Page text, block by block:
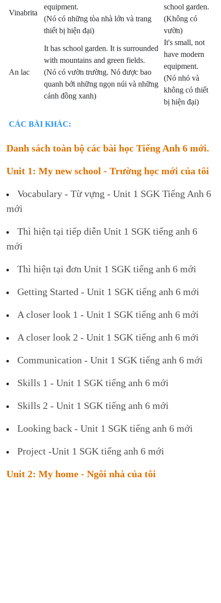
Vinabrita
equipment.
(Nó có những tòa nhà lớn và trang
thiết bị hiện đại)
school garden.
(Không có
vườn)
An lac
It has school garden. It is surrounded
with mountains and green fields.
(Nó có vườn trường. Nó được bao
quanh bởi những ngọn núi và những
cánh đồng xanh)
It's small, not
have modern
equipment.
(Nó nhỏ và
không có thiết
bị hiện đại)
CÁC BÀI KHÁC:
Danh sách toàn bộ các bài học Tiếng Anh 6 mới.
Unit 1: My new school - Trường học mới của tôi
Vocabulary - Từ vựng - Unit 1 SGK Tiếng Anh 6
mới
Thì hiện tại tiếp diễn Unit 1 SGK tiếng anh 6
mới
Thì hiện tại đơn Unit 1 SGK tiếng anh 6 mới
Getting Started - Unit 1 SGK tiếng anh 6 mới
A closer look 1 - Unit 1 SGK tiếng anh 6 mới
A closer look 2 - Unit 1 SGK tiếng anh 6 mới
Communication - Unit 1 SGK tiếng anh 6 mới
Skills 1 - Unit 1 SGK tiếng anh 6 mới
Skills 2 - Unit 1 SGK tiếng anh 6 mới
Looking back - Unit 1 SGK tiếng anh 6 mới
Project -Unit 1 SGK tiếng anh 6 mới
Unit 2: My home - Ngôi nhà của tôi